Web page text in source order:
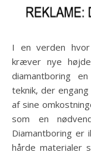
I en verden hvor byudvikling og infrastruktur konstant
kræver nye
diamantboring
teknik, der
af sine
som en
Diamantboring er
hårde materialer